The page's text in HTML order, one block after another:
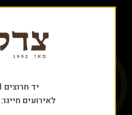
יד חרוצים 21, ירושלים
לאירועים חייגו: